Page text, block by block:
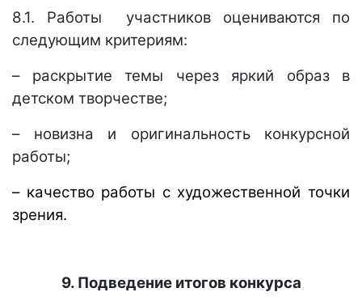
8.1. Работы участников оцениваются по
следующим критериям:
– раскрытие темы через яркий образ в
детском творчестве;
– новизна и оригинальность конкурсной
работы;
– качество работы с художественной точки
зрения.
9. Подведение итогов конкурса